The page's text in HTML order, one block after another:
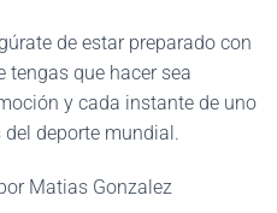
de estar preparado con
tengas que hacer sea
y cada instante de uno
deporte mundial.
Matias Gonzalez